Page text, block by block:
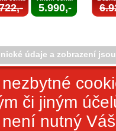
5.990,-
údaje a zobrazení
či jiným
nutný